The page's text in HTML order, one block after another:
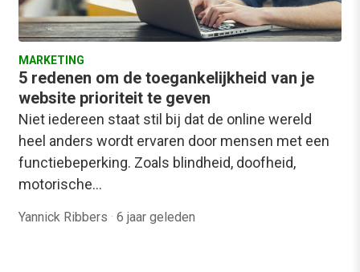
MARKETING
5 redenen om de toegankelijkheid van je
website prioriteit te geven
Niet iedereen staat stil bij dat de online wereld
heel anders wordt ervaren door mensen met een
functiebeperking. Zoals blindheid, doofheid,
motorische…
Yannick Ribbers · 6 jaar geleden